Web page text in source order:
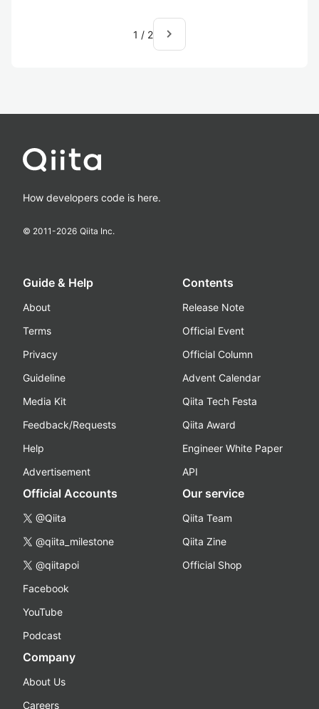
1 / 2 navigate_next
How developers code is here.
© 2011-2026 Qiita Inc.
Guide & Help
About
Terms
Privacy
Guideline
Media Kit
Feedback/Requests
Help
Advertisement
Contents
Release Note
Official Event
Official Column
Advent Calendar
Qiita Tech Festa
Qiita Award
Engineer White Paper
API
Official Accounts
@Qiita
@qiita_milestone
@qiitapoi
Facebook
YouTube
Podcast
Our service
Qiita Team
Qiita Zine
Official Shop
Company
About Us
Careers